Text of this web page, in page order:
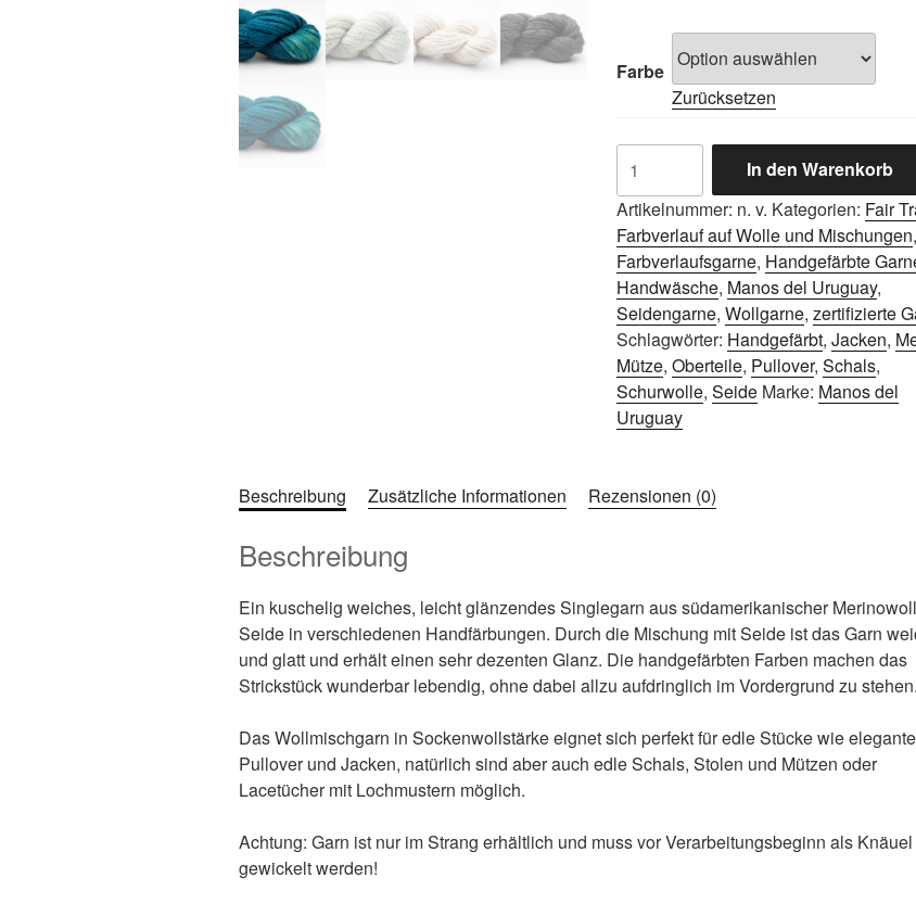
Farbe
Zurücksetzen
Manos
del
Uruguay
Fino
Menge
In den Warenkorb
Artikelnummer: n. v. Kategorien: Fair
Farbverlauf auf Wolle und Mischungen,
Farbverlaufsgarne, Handgefärbte
Handwäsche, Manos del Uruguay,
Seidengarne, Wollgarne, zertifizierte
Schlagwörter: Handgefärbt, Jacken,
Mütze, Oberteile, Pullover, Schals,
Schurwolle, Seide Marke: Manos del
Uruguay
Beschreibung Zusätzliche Informationen Rezensionen (0)
Beschreibung
Ein kuschelig weiches, leicht glänzendes Singlegarn aus südamerikanischer
Seide in verschiedenen Handfärbungen. Durch die Mischung mit Seide ist das Garn
und glatt und erhält einen sehr dezenten Glanz. Die handgefärbten Farben machen das
Strickstück wunderbar lebendig, ohne dabei allzu aufdringlich im Vordergrund zu stehen.
Das Wollmischgarn in Sockenwollstärke eignet sich perfekt für edle Stücke wie elegante
Pullover und Jacken, natürlich sind aber auch edle Schals, Stolen und Mützen oder
Lacetücher mit Lochmustern möglich.
Achtung: Garn ist nur im Strang erhältlich und muss vor Verarbeitungsbeginn als Knäuel
gewickelt werden!